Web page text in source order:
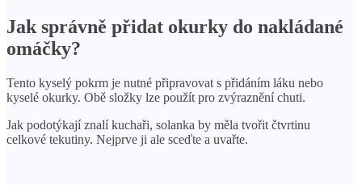
Jak správně přidat okurky do nakládané
omáčky?
Tento kyselý pokrm je nutné připravovat s přidáním láku nebo
kyselé okurky. Obě složky lze použít pro zvýraznění chuti.
Jak podotýkají znalí kuchaři, solanka by měla tvořit čtvrtinu
celkové tekutiny. Nejprve ji ale sceďte a uvařte.